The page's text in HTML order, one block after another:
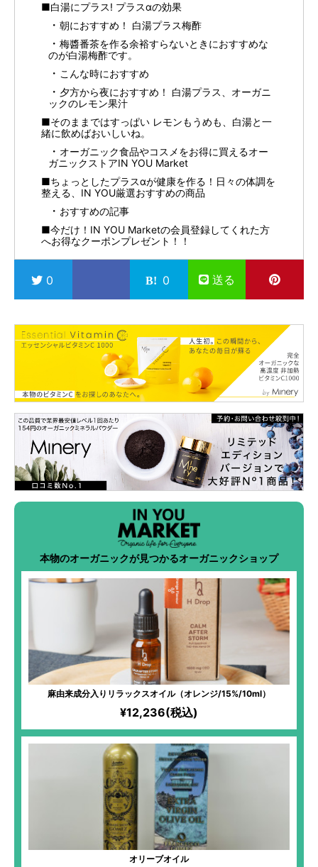
■白湯にプラス! プラスαの効果
朝におすすめ！ 白湯プラス梅酢
梅醬番茶を作る余裕すらないときにおすすめな
のが白湯梅酢です。
こんな時におすすめ
夕方から夜におすすめ！ 白湯プラス、オーガニ
ックのレモン果汁
■そのままではすっぱい レモンもうめも、白湯と一
緒に飲めばおいしいね。
オーガニック食品やコスメをお得に買えるオー
ガニックストアIN YOU Market
■ちょっとしたプラスαが健康を作る！日々の体調を
整える、IN YOU厳選おすすめの商品
おすすめの記事
■今だけ！IN YOU Marketの会員登録してくれた方
へお得なクーポンプレゼント！！
0 0 送る
本物のオーガニックが見つかるオーガニックショップ
麻由来成分入りリラックスオイル（オレンジ/15%/10ml）
¥12,236(税込)
オリーブオイル